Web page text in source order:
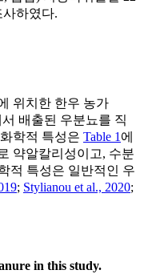
하였다.
위치한 한우 농가
서 배출된 우분뇨를 직
학적 특성은 Table 1 에
약알칼리성이고, 수분
적 특성은 일반적인 우
; Stylianou et al., 2020;
in this study.